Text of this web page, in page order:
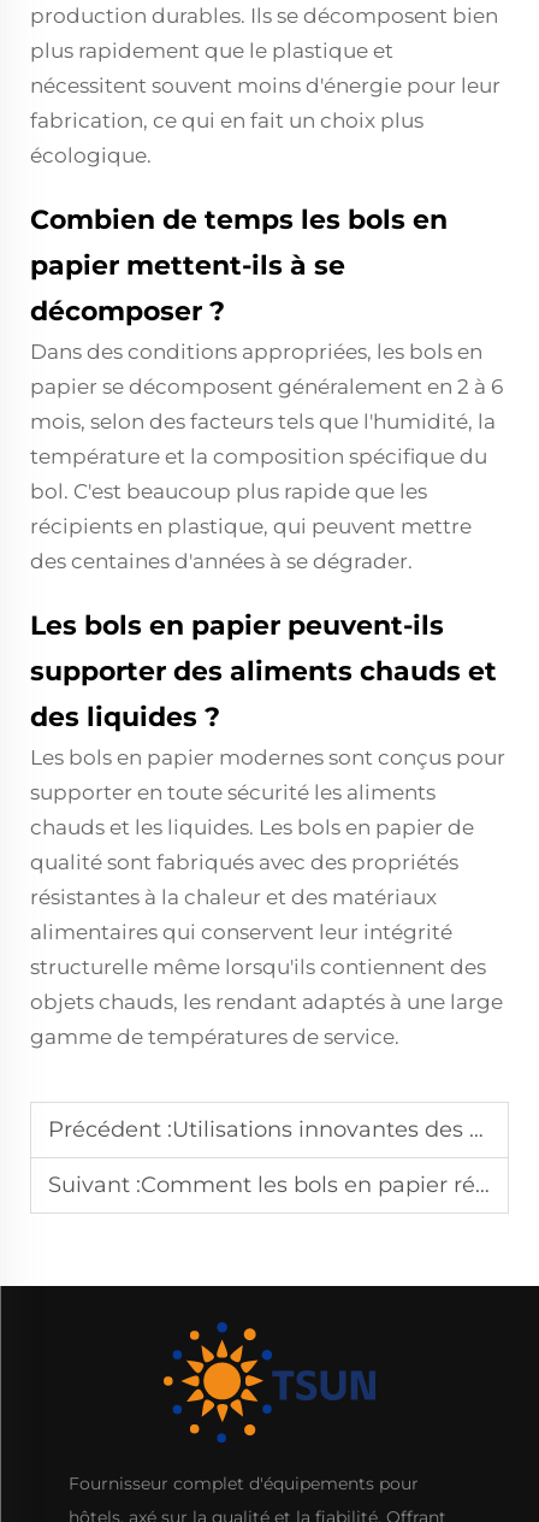
production durables. Ils se décomposent bien
plus rapidement que le plastique et
nécessitent souvent moins d'énergie pour leur
fabrication, ce qui en fait un choix plus
écologique.
Combien de temps les bols en
papier mettent-ils à se
décomposer ?
Dans des conditions appropriées, les bols en
papier se décomposent généralement en 2 à 6
mois, selon des facteurs tels que l'humidité, la
température et la composition spécifique du
bol. C'est beaucoup plus rapide que les
récipients en plastique, qui peuvent mettre
des centaines d'années à se dégrader.
Les bols en papier peuvent-ils
supporter des aliments chauds et
des liquides ?
Les bols en papier modernes sont conçus pour
supporter en toute sécurité les aliments
chauds et les liquides. Les bols en papier de
qualité sont fabriqués avec des propriétés
résistantes à la chaleur et des matériaux
alimentaires qui conservent leur intégrité
structurelle même lorsqu'ils contiennent des
objets chauds, les rendant adaptés à une large
gamme de températures de service.
Précédent :Utilisations innovantes des contenants en papier dans la vie quotidienne
Suivant :Comment les bols en papier réduisent efficacement l'impact environnemental
Fournisseur complet d'équipements pour
hôtels, axé sur la qualité et la fiabilité. Offrant